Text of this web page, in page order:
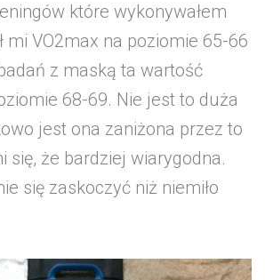
które wykonywałem
mi VO2max na poziomie 65-66
z maską ta wartość
68-69. Nie jest to duża
jest ona zaniżona przez to
się, że bardziej wiarygodna.
się zaskoczyć niż niemiło